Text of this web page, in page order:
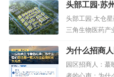
资成立的临港金
M2用地，占地
栋建筑，目前正
付。【产业方向
头部工园·苏
产业标杆园
起
头部工园·太仓
三角生物医药产
体 覆盖企业全
商中一、项目概
业创新高地为把
抓生物医药产业
为什么招商
真相让人动容
园区招商人：蕞